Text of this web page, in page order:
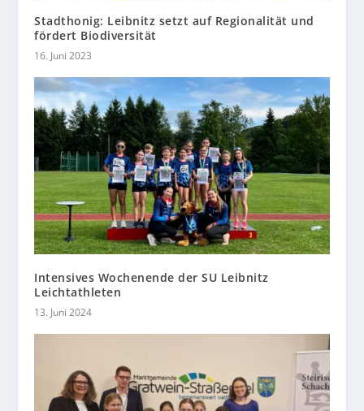
Stadthonig: Leibnitz setzt auf Regionalität und
fördert Biodiversität
16. Juni 2023
Intensives Wochenende der SU Leibnitz
Leichtathleten
13. Juni 2024